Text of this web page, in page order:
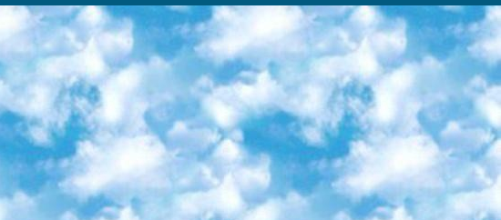
«Смартия» ориентируется на русскоязычную аудиторию, часть контента всё же доступна только на английском. 3. «Лекторий Физтеха» Проект Московского физико-технического института (Физтеха). С его помощью вы можете смотреть онлайн серии лекций, записанные на видео в этом вузе. В числе доступных предметов — физика, биология, химия, информационные технологии и другие. К некоторым лекциям администрация ресурса прилагает готовые конспекты, которые можно скачивать в PDF-формате. 4. ITMOcourses Онлайн-площадка Санкт-Петербургского национального исследовательского университета информационных технологий, механики и оптики (ИТМО). Ресурс предоставляет свободный доступ к курсам, разработанным в этом вузе. Каталог материалов разбит на четыре категории: «Оптические системы и технологии», «Приборостроение и робототехника», «Информационные технологии» и «Биотехнологии». Курсы состоят из видеолекций, интерактивных демонстраций и заданий. 5. «КиберЛенинка» Электронная научная библиотека открытого доступа. Каталог площадки регулярно обрастает текстами статей из различных научных изданий. Сгруппированные по журналам и рубрикам публикации можно читать онлайн или скачивать целиком в PDF-формате. Проект нацелен на популяризацию науки за счёт открытого доступа к качественной информации. 6. «ПостНаука» На этом ресурсе публикуют подборки видеолекций, составленные экспертами из разных отраслей и объединённые общими темами. Среди них, к примеру, есть серии «Биоинформатика и геномика», «Культура средневековой Скандинавии» и Cinema Studies о теории кино. Каждая подборка лекций — логически связанная история, рассказанная экспертом от первого лица. Кроме того, на сайте появляются научно-образовательные статьи и тесты на разные темы. 7. «Newочём» Команда проекта «Newочём» отбирает самые интересные тексты из англоязычных СМИ и переводит те из них, за которые голосуют участники сообщества «ВКонтакте». По большей части это научно-популярные статьи. Редакторы придумывают лишь заголовки, в остальном содержание переводов соответствует оригиналам. Полные тексты можно читать прямо в социальной сети. 8. InternetUrok Онлайн-база материалов по основным дисциплинам школьной программы. Информация на сайте структурирована по классам, предметам и темам (урокам). Каждый урок состоит из видеолекций и конспектов. Есть также интерактивные тренажёры и тесты для закрепления пройденного материала. Даже если вы давно окончили школу, возможность повторить программу старших классов всегда может пригодиться. 9. Edutainme Ещё один ресурс об образовании. В отличие от Newtonew, как мне кажется, Edutainme больше ориентируется на представителей индустрии: педагогов, предпринимателей, разработчиков образовательных проектов. Но и любой, кто просто стремится к саморазвитию, найдёт на сайте много полезного и интересного для себя. Например, информацию о новых курсах и образовательных сервисах. 10. Newtonew Онлайн-медиа об образовании и обучении в широком смысле. Авторы Newtonew пишут об инструментах, заведениях, тактиках и стратегиях, которые помогают учить других и получать новые знания самостоятельно. На этой площадке вы найдёте новости, обзоры, аналитические мат